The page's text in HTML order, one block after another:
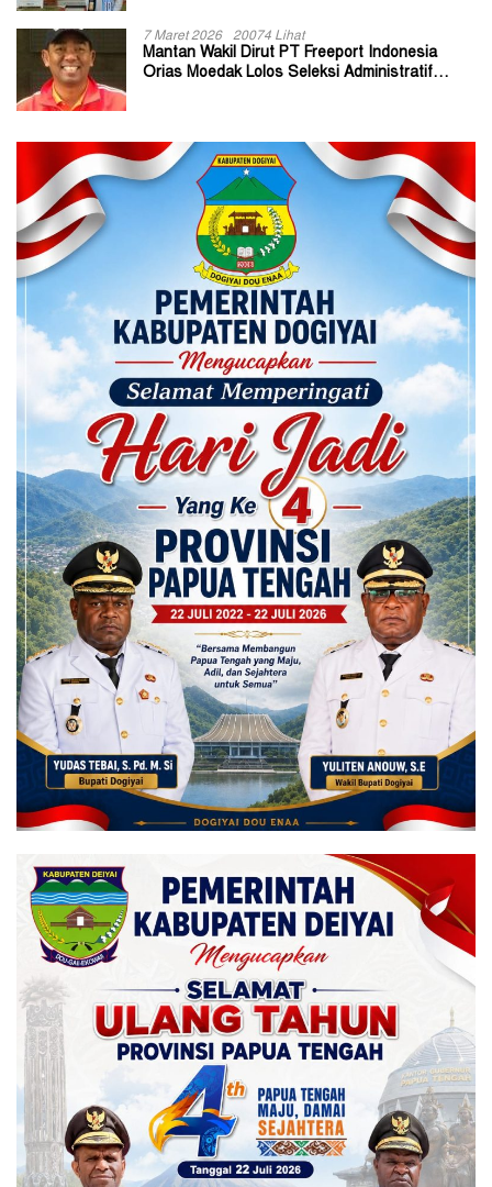
7 Maret 2026 20074 Lihat
Mantan Wakil Dirut PT Freeport Indonesia
Orias Moedak Lolos Seleksi Administratif